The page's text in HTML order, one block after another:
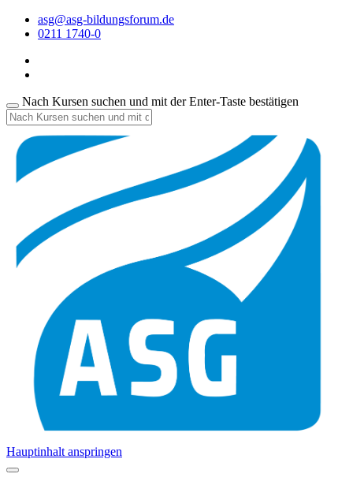
asg@asg-bildungsforum.de
0211 1740-0
Nach Kursen suchen und mit der Enter-Taste bestätigen
Hauptinhalt anspringen